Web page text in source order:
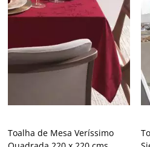
Toalha de Mesa Veríssimo